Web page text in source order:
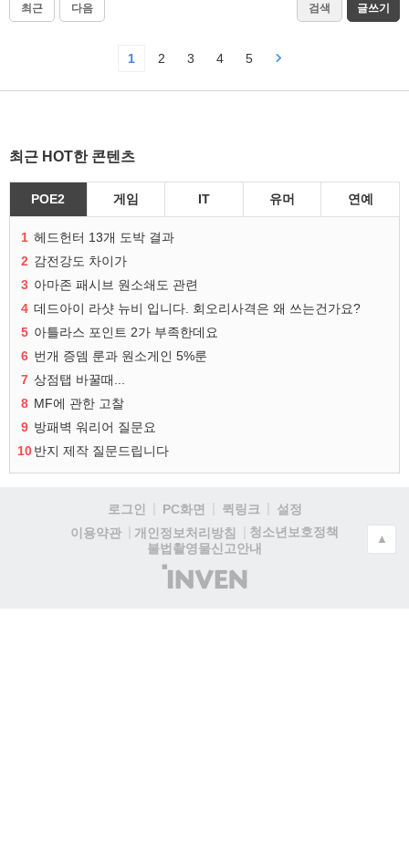
최근 다음 검색 글쓰기
1 2 3 4 5
최근 HOT한 콘텐츠
POE2 게임 IT 유머 연예
1 헤드헌터 13개 도박 결과
2 감전강도 차이가
3 아마존 패시브 원소쇄도 관련
4 데드아이 라샷 뉴비 입니다. 회오리사격은 왜 쓰는건가요?
5 아틀라스 포인트 2가 부족한데요
6 번개 증뎀 룬과 원소게인 5%룬
7 상점탭 바꿀때...
8 MF에 관한 고찰
9 방패벽 워리어 질문요
10반지 제작 질문드립니다
로그인 PC화면 퀵링크
설정
이용약관
개인정보처리방침
청소년보호정책
불법촬영물신고안내
(주)
인
▲